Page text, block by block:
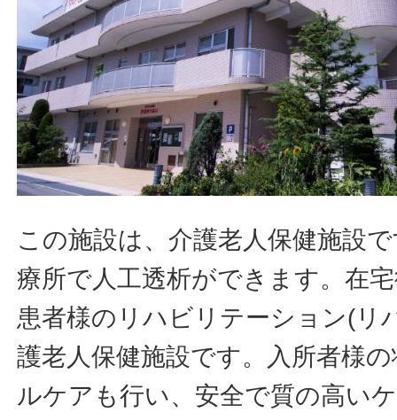
この施設は、介護老人保健施設
療所で人工透析ができます。在
患者様のリハビリテーション(リ
護老人保健施設です。入所者様
ルケアも行い、安全で質の高い